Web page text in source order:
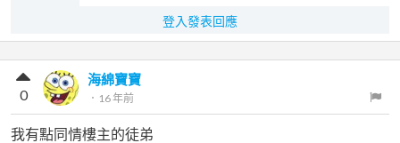
登入發表回應
海綿寶寶
． 16 年前
0
我有點同情樓主的徒弟